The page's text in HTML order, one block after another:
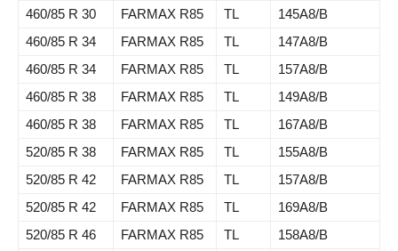
460/85 R 30
FARMAX R85 TL
145A8/B
460/85 R 34
FARMAX R85 TL
147A8/B
460/85 R 34
FARMAX R85 TL
157A8/B
460/85 R 38
FARMAX R85 TL
149A8/B
460/85 R 38
FARMAX R85 TL
167A8/B
520/85 R 38
FARMAX R85 TL
155A8/B
520/85 R 42
FARMAX R85 TL
157A8/B
520/85 R 42
FARMAX R85 TL
169A8/B
520/85 R 46
FARMAX R85 TL
158A8/B